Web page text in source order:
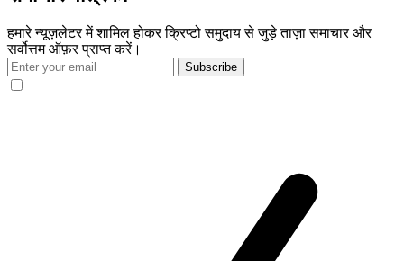
हमारे न्यूज़लेटर में शामिल होकर क्रिप्टो समुदाय से जुड़े ताज़ा समाचार और
सर्वोत्तम ऑफ़र प्राप्त करें।
Subscribe